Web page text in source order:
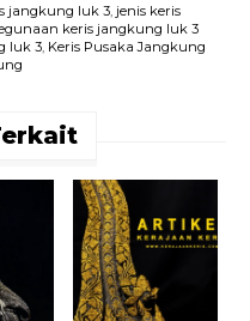
jangkung luk 3 jenis keris
keris jangkung luk 3
luk 3 Keris Pusaka Jangkung